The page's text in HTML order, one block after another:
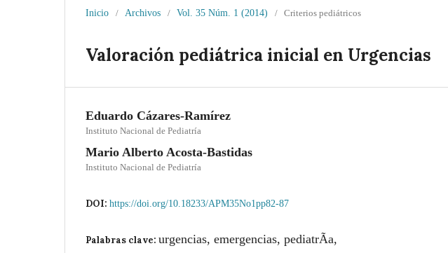
Inicio / Archivos / Vol. 35 Núm. 1 (2014) / Criterios pediátricos
Valoración pediátrica inicial en Urgencias
Eduardo Cázares-Ramírez
Instituto Nacional de Pediatría
Mario Alberto Acosta-Bastidas
Instituto Nacional de Pediatría
DOI: https://doi.org/10.18233/APM35No1pp82-87
Palabras clave: urgencias, emergencias, pediatrÃ­a,